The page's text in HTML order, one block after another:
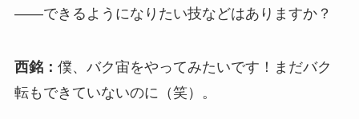
――できるようになりたい技などはありますか？
西銘： 僕、バク宙をやってみたいです！まだバク
転もできていないのに（笑）。